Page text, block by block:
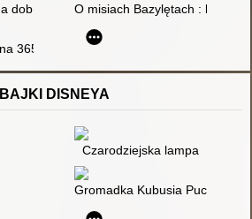
dobranoc O misiach Bazylętach :
365 wieczorów
BAJKI DISNEYA
Czarodziejska lampa
Gromadka Kubusia Puchatka